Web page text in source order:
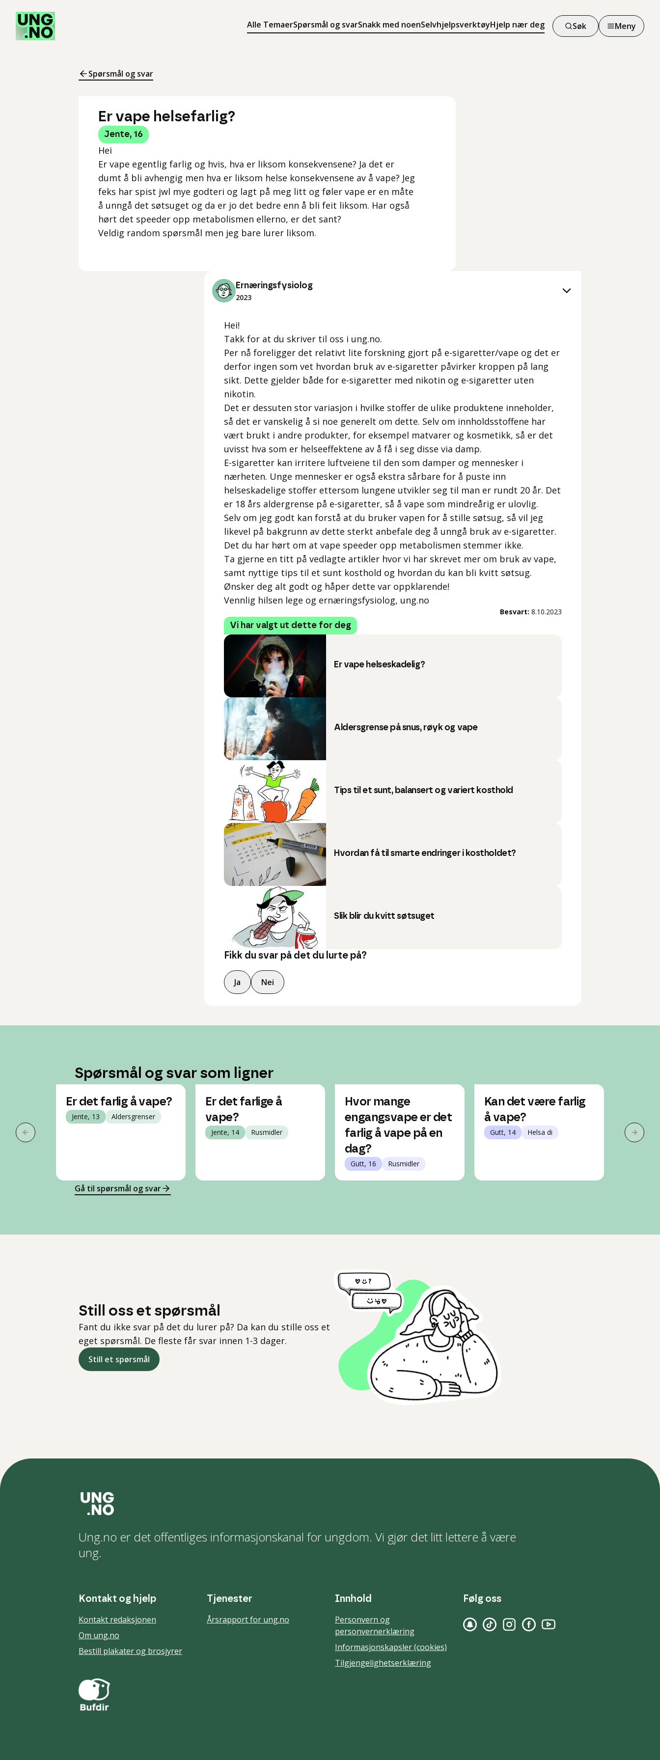
Alle TemaerSpørsmål og svarSnakk med noenSelvhjelpsverktøyHjelp nær deg
Søk
Søk
Meny
Meny
Spørsmål og svar
Er vape helsefarlig?
Jente, 16
Hei
Er vape egentlig farlig og hvis, hva er liksom konsekvensene? Ja det er
dumt å bli avhengig men hva er liksom helse konsekvensene av å vape? Jeg
feks har spist jwl mye godteri og lagt på meg litt og føler vape er en måte
å unngå det søtsuget og da er jo det bedre enn å bli feit liksom. Har også
hørt det speeder opp metabolismen ellerno, er det sant?
Ernæringsfysiolog
2023
Hei!
Takk for at du skriver til oss i ung.no.
Per nå foreligger det relativt lite forskning gjort på e-sigaretter/vape og det er
derfor ingen som vet hvordan bruk av e-sigaretter påvirker kroppen på lang
sikt. Dette gjelder både for e-sigaretter med nikotin og e-sigaretter uten
nikotin.
Det er dessuten stor variasjon i hvilke stoffer de ulike produktene inneholder,
så det er vanskelig å si noe generelt om dette. Selv om innholdsstoffene har
vært brukt i andre produkter, for eksempel matvarer og kosmetikk, så er det
uvisst hva som er helseeffektene av å få i seg disse via damp.
E-sigaretter kan irritere luftveiene til den som damper og mennesker i
nærheten. Unge mennesker er også ekstra sårbare for å puste inn
helseskadelige stoffer ettersom lungene utvikler seg til man er rundt 20 år. Det
er 18 års aldergrense på e-sigaretter, så å vape som mindreårig er ulovlig.
Selv om jeg godt kan forstå at du bruker vapen for å stille søtsug, så vil jeg
likevel på bakgrunn av dette sterkt anbefale deg å unngå bruk av e-sigaretter.
Det du har hørt om at vape speeder opp metabolismen stemmer ikke.
Ta gjerne en titt på vedlagte artikler hvor vi har skrevet mer om bruk av vape,
samt nyttige tips til et sunt kosthold og hvordan du kan bli kvitt søtsug.
Ønsker deg alt godt og håper dette var oppklarende!
Vennlig hilsen lege og ernæringsfysiolog, ung.no
Besvart: 8.10.2023
Vi har valgt ut dette for deg
Er vape helseskadelig?
Aldersgrense på snus, røyk og vape
Tips til et sunt, balansert og variert kosthold
Hvordan få til smarte endringer i kostholdet?
Slik blir du kvitt søtsuget
Fikk du svar på det du lurte på?
Ja Nei
Spørsmål og svar som ligner
Forrige slide
Er det farlig å vape?
Jente, 13 Aldersgrenser
Er det farlige å
vape?
Jente, 14 Rusmidler
Hvor mange
engangsvape er det
farlig å vape på en
dag?
Gutt, 16 Rusmidler
Kan det være farlig
å vape?
Gutt, 14 Helsa di Jente, 15
Neste
Gå til spørsmål og svar
Still oss et spørsmål
Fant du ikke svar på det du lurer på? Da kan du stille oss et
eget spørsmål. De fleste får svar innen 1-3 dager.
Still et spørsmål
Ung.no er det offentliges informasjonskanal for ungdom. Vi gjør det litt lettere å være
ung.
Kontakt og hjelp
Kontakt redaksjonen
Om ung.no
Bestill plakater og brosjyrer
Tjenester
Årsrapport for ung.no
Innhold
Personvern og
personvernerklæring
Informasjonskapsler (cookies)
Tilgjengelighetserklæring
Følg oss